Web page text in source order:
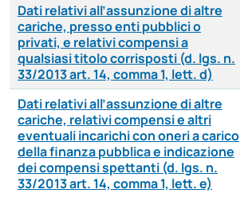
Dati relativi all’assunzione di altre
cariche, presso enti pubblici o
privati, e relativi compensi a
qualsiasi titolo corrisposti (d. lgs. n.
33/2013 art. 14, comma 1, lett. d)
Dati relativi all’assunzione di altre
cariche, relativi compensi e altri
eventuali incarichi con oneri a carico
della finanza pubblica e indicazione
dei compensi spettanti (d. lgs. n.
33/2013 art. 14, comma 1, lett. e)